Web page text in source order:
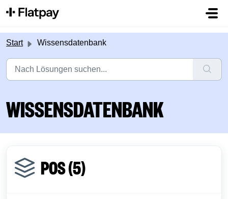
Start Wissensdatenbank
WISSENSDATENBANK
POS (5)